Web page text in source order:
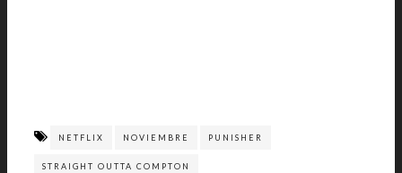
NETFLIX NOVIEMBRE PUNISHER
STRAIGHT OUTTA COMPTON